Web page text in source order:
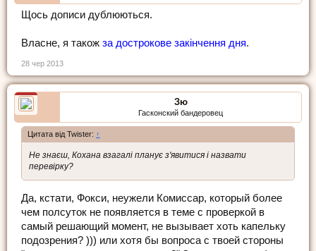
Щось дописи дублюються.
Власне, я також за дострокове закінчення дня.
28 чер 2013
Зю
Гасконский бандеровец
Цитата від Twister: ↑
Не знаєш, Кохана взагалі планує з'явитися і назвати
перевірку?
Да, кстати, Фокси, неужели Комиссар, который более
чем полсуток не появляется в теме с проверкой в
самый решающий момент, не вызывает хоть капельку
подозрения? ))) или хотя бы вопроса с твоей стороны